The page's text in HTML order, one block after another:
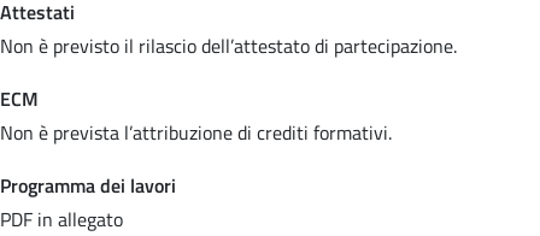
Attestati
Non è previsto il rilascio dell’attestato di partecipazione.
ECM
Non è prevista l’attribuzione di crediti formativi.
Programma dei lavori
PDF in allegato